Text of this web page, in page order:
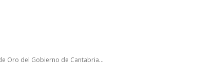
Oro del Gobierno de Cantabria...